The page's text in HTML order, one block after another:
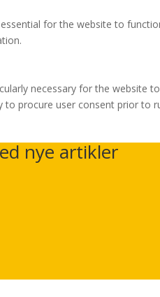
for the website to
necessary for the website
to procure user consent prior to
nye artikler